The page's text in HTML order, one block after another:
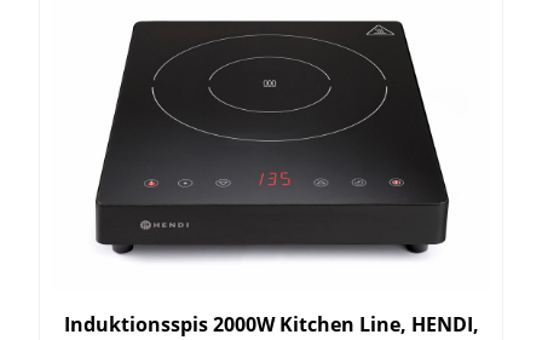
Induktionsspis 2000W Kitchen Line, HENDI,